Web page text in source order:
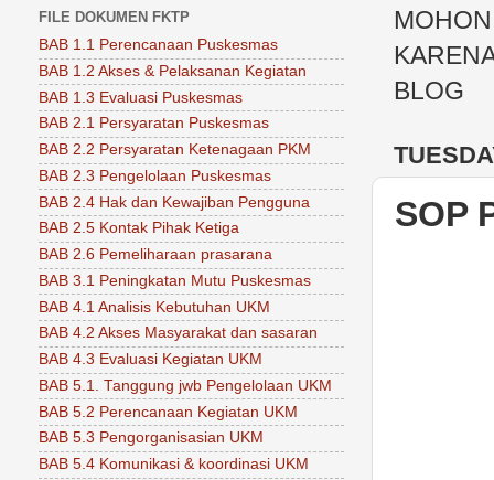
BLOG
SOP
FILE DOKUMEN FKTP
BAB 1.1 Perencanaan Puskesmas
BAB 1.2 Akses & Pelaksanan Kegiatan
BAB 1.3 Evaluasi Puskesmas
BAB 2.1 Persyaratan Puskesmas
BAB 2.2 Persyaratan Ketenagaan PKM
BAB 2.3 Pengelolaan Puskesmas
BAB 2.4 Hak dan Kewajiban Pengguna
BAB 2.5 Kontak Pihak Ketiga
BAB 2.6 Pemeliharaan prasarana
BAB 3.1 Peningkatan Mutu Puskesmas
BAB 4.1 Analisis Kebutuhan UKM
BAB 4.2 Akses Masyarakat dan sasaran
BAB 4.3 Evaluasi Kegiatan UKM
BAB 5.1. Tanggung jwb Pengelolaan UKM
BAB 5.2 Perencanaan Kegiatan UKM
BAB 5.3 Pengorganisasian UKM
BAB 5.4 Komunikasi & koordinasi UKM